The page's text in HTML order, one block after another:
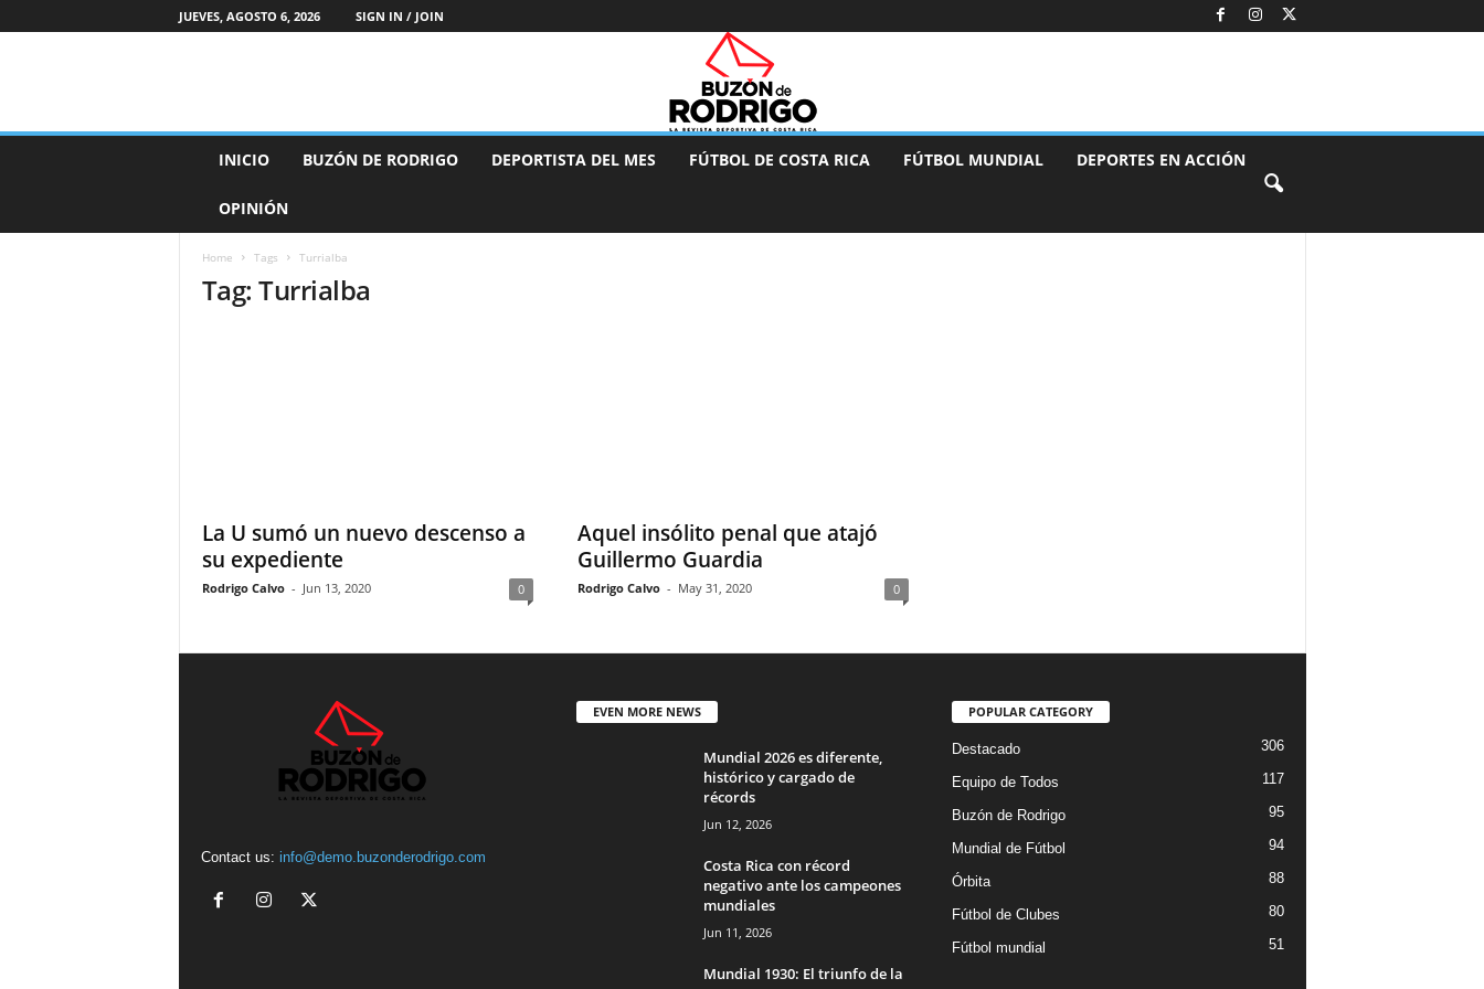
JUEVES, AGOSTO 6, 2026 SIGN IN / JOIN
n
INICIO BUZÓN DE RODRIGO DEPORTISTA DEL MES FÚTBOL DE COSTA RICA FÚTBOL MUNDIAL DEPORTES EN ACCIÓN
OPINIÓN
Home Tags Turrialba
Tag: Turrialba
La U sumó un nuevo descenso a
su expediente
Rodrigo Calvo - Jun 13, 2020 0
Aquel insólito penal que atajó
Guillermo Guardia
Rodrigo Calvo - May 31, 2020 0
Contact us: info@demo.buzonderodrigo.com
EVEN MORE NEWS
Mundial 2026 es diferente,
histórico y cargado de
récords
Jun 12, 2026
Costa Rica con récord
negativo ante los campeones
mundiales
Jun 11, 2026
Mundial 1930: El triunfo de la
POPULAR CATEGORY
Destacado 306
Equipo de Todos 117
Buzón de Rodrigo 95
Mundial de Fútbol 94
Órbita 88
Fútbol de Clubes 80
Fútbol mundial 51